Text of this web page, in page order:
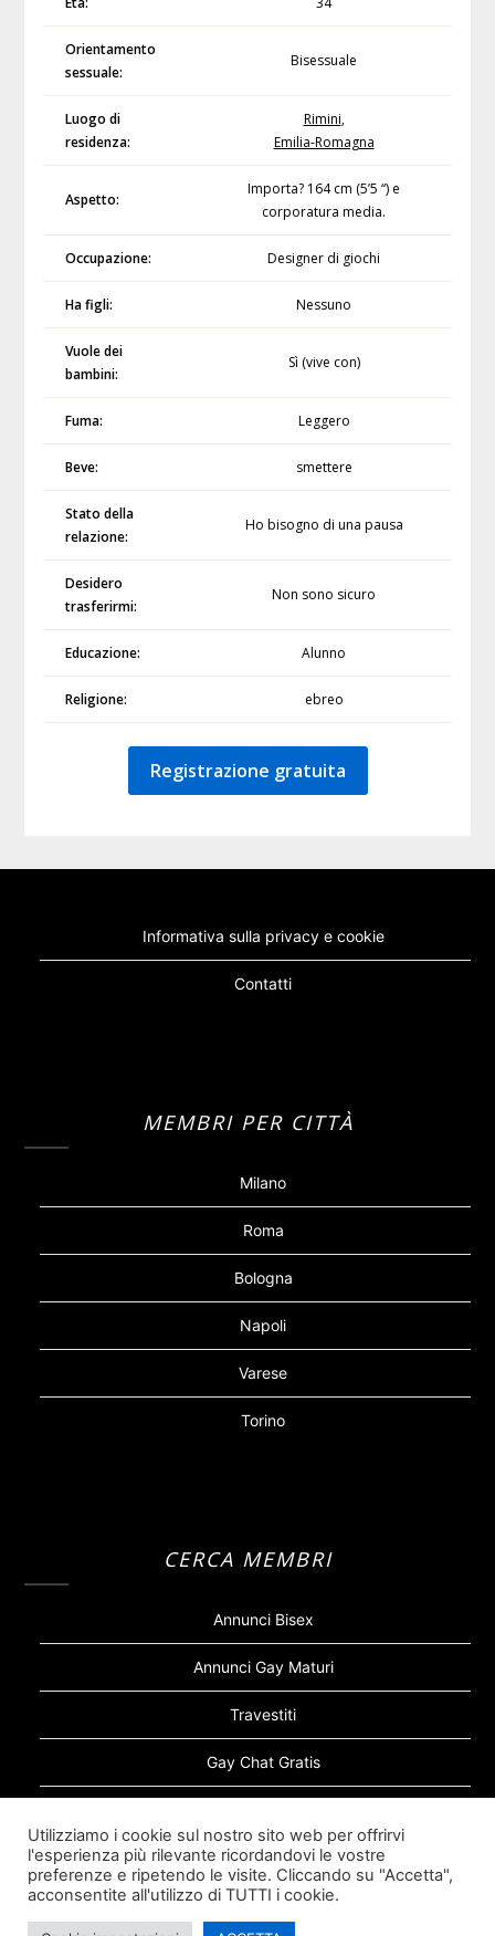
Orientamento
sessuale:
Bisessuale
Luogo di
residenza:
Rimini,
Emilia-Romagna
Aspetto:
Importa? 164 cm (5’5 “) e
corporatura media.
Occupazione: Designer di giochi
Ha figli: Nessuno
Vuole dei
bambini:
Sì (vive con)
Fuma: Leggero
Beve: smettere
Stato della
relazione:
Ho bisogno di una pausa
Desidero
trasferirmi:
Non sono sicuro
Educazione: Alunno
Religione: ebreo
Registrazione gratuita
Informativa sulla privacy e cookie
Contatti
MEMBRI PER CITTÀ
Milano
Roma
Bologna
Napoli
Varese
Torino
CERCA MEMBRI
Annunci Bisex
Annunci Gay Maturi
Travestiti
Gay Chat Gratis
Sugar Daddy Gay
Utilizziamo i cookie sul nostro sito web per offrirvi
l'esperienza più rilevante ricordandovi le vostre
preferenze e ripetendo le visite. Cliccando su "Accetta",
acconsentite all'utilizzo di TUTTI i cookie.